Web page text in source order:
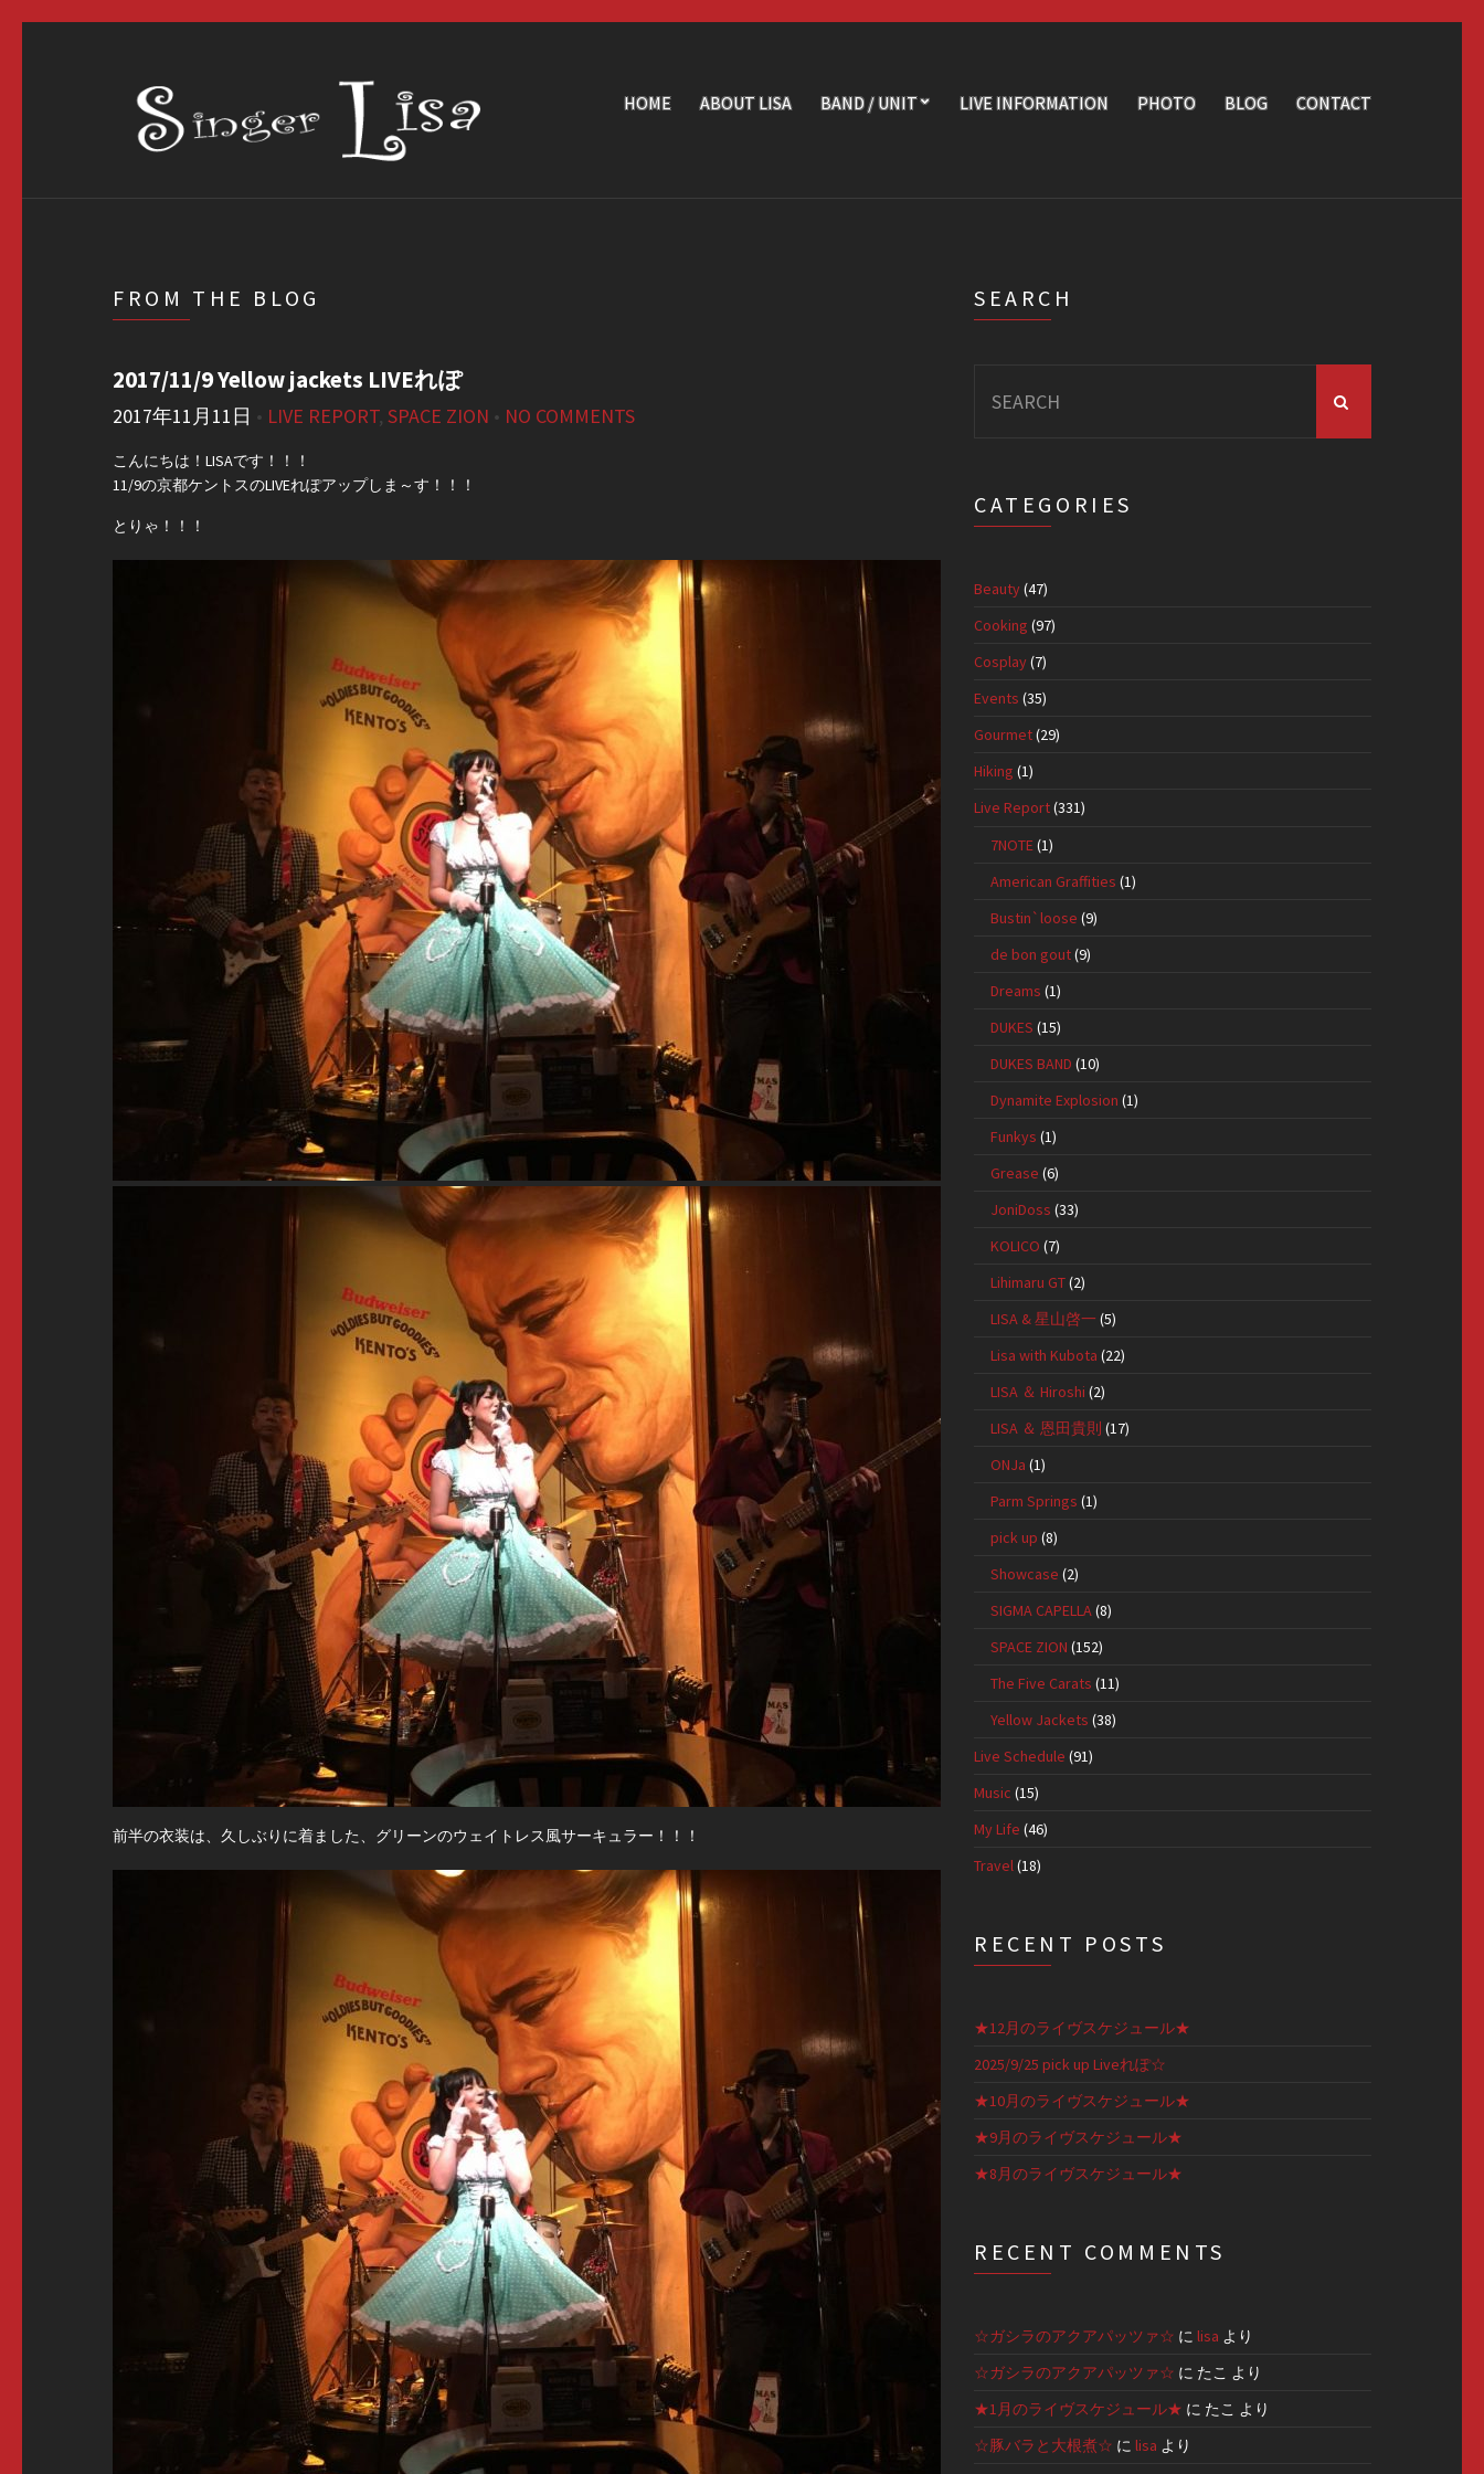
HOME ABOUT LISA BAND / UNIT LIVE INFORMATION PHOTO BLOG CONTACT
FROM THE BLOG
2017/11/9 Yellow jackets LIVEれぽ
2017年11月11日 • LIVE REPORT, SPACE ZION • NO COMMENTS
こんにちは！LISAです！！！
11/9の京都ケントスのLIVEれぽアップしま～す！！！
とりゃ！！！
前半の衣装は、久しぶりに着ました、グリーンのウェイトレス風サーキュラー！！！
SEARCH
for:
CATEGORIES
Beauty(47)
Cooking (97)
Cosplay(7)
Events (35)
Gourmet(29)
Hiking (1)
Live Report(331)
7NOTE(1)
American Graffities (1)
Bustin`loose (9)
de bon gout(9)
Dreams (1)
DUKES (15)
DUKES BAND (10)
Dynamite Explosion (1)
Funkys (1)
Grease (6)
JoniDoss (33)
KOLICO (7)
Lihimaru GT(2)
LISA & 星山啓一(5)
Lisa with Kubota (22)
LISA ＆ Hiroshi (2)
LISA ＆ 恩田貴則 (17)
ONJa (1)
Parm Springs (1)
pick up (8)
Showcase (2)
SIGMA CAPELLA(8)
SPACE ZION (152)
The Five Carats (11)
Yellow Jackets (38)
Live Schedule (91)
Music (15)
My Life (46)
Travel(18)
RECENT POSTS
★12月のライヴスケジュール★
2025/9/25 pick up Liveれぽ☆
★10月のライヴスケジュール★
★9月のライヴスケジュール★
★8月のライヴスケジュール★
RECENT COMMENTS
☆ガシラのアクアパッツァ☆ に lisa より
☆ガシラのアクアパッツァ☆ に たこ より
★1月のライヴスケジュール★ に たこ より
☆豚バラと大根煮☆ に lisa より